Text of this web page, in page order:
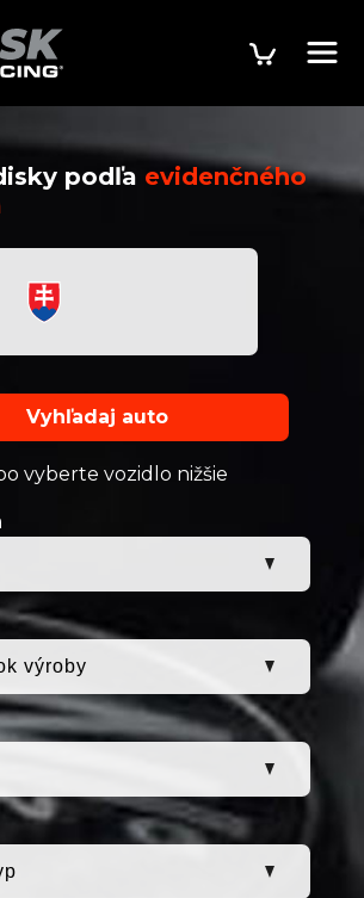
podľa evidenčného
Vyhľadaj auto
vyberte vozidlo nižšie